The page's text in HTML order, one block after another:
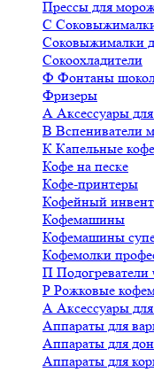
Прессы для
С
Соковыжималки
Сокоохладители
Ф Фонтаны
Фризеры
А Аксессуары
В Вспениватели
К Капельные
Кофе на песке
Кофе-принтеры
Кофейный
Кофемашины
Кофемашины
Кофемолки
П Подогреватели
Р Рожковые
А Аксессуары
Аппараты для
Аппараты для
Аппараты для